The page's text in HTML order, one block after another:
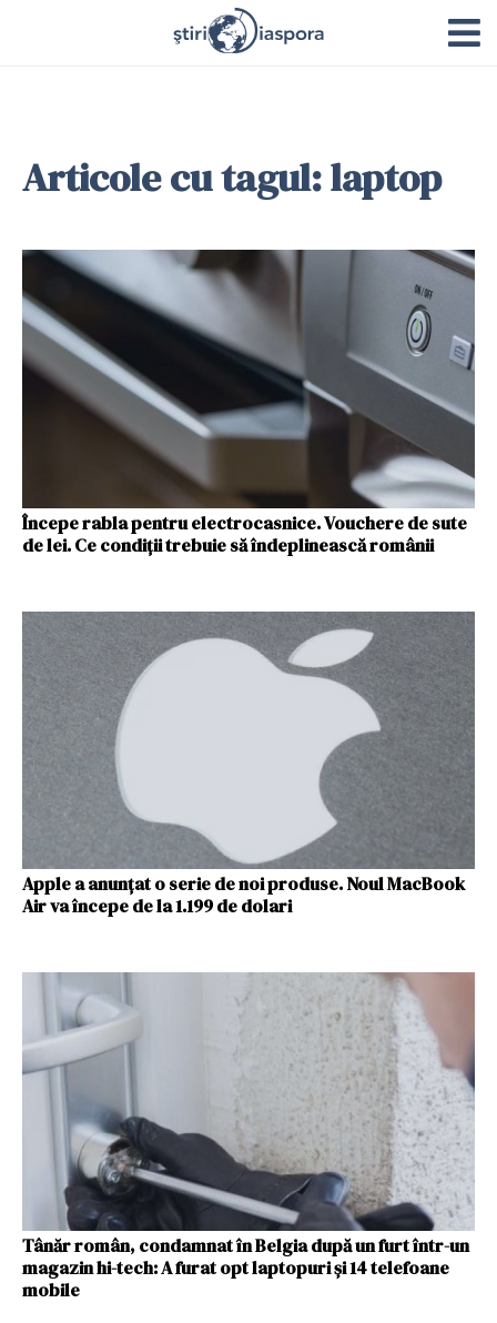
Articole cu tagul: laptop
Începe rabla pentru electrocasnice. Vouchere de sute
de lei. Ce condiții trebuie să îndeplinească românii
Apple a anunțat o serie de noi produse. Noul MacBook
Air va începe de la 1.199 de dolari
Tânăr român, condamnat în Belgia după un furt într-un
magazin hi-tech: A furat opt laptopuri și 14 telefoane
mobile